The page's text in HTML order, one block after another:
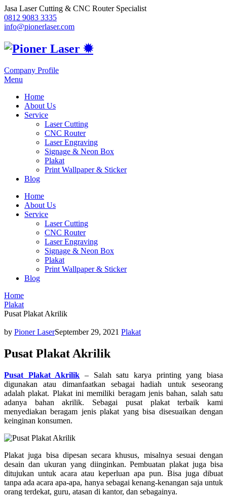
Jasa Laser Cutting & CNC Router Specialist
0812 9083 3335
info@pionerlaser.com
Company Profile
Menu
Home
About Us
Service
Laser Cutting
CNC Router
Laser Engraving
Signage & Neon Box
Plakat
Print Wallpaper & Sticker
Blog
Home
About Us
Service
Laser Cutting
CNC Router
Laser Engraving
Signage & Neon Box
Plakat
Print Wallpaper & Sticker
Blog
Home
Plakat
Pusat Plakat Akrilik
by Pioner LaserSeptember 29, 2021 Plakat
Pusat Plakat Akrilik
Pusat Plakat Akrilik – Salah satu karya printing yang biasa
digunakan atau dimanfaatkan sebagai hadiah untuk seseorang
adalah plakat. Plakat ini memiliki beragam jenis bahan, salah satu
adanya bahan akrilik. Sebagai pusat plakat terbaik kami
menyediakan beragam jenis plakat yang bisa disesuaikan dengan
keinginan konsumen.
Plakat juga bisa dipesan secara khusus, misalnya sesuai dengan
desain dan ukuran yang diinginkan. Pembuatan plakat juga bisa
ditujukan untuk acara atau keperluan apa pun. Bisa juga dibuat
tanpa ada acara apa-apa, hanya sebagai kenang-kenangan saja untuk
orang terdekat, guru, atasan di kantor, dan sebagainya.